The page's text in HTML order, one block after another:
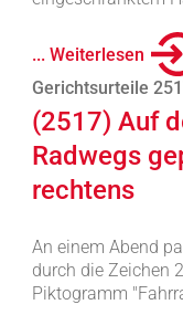
... Weiterlesen
Gerichtsurteile
(2517) Auf
Radwegs
rechtens
An einem Abend
durch die Zeichen
Piktogramm